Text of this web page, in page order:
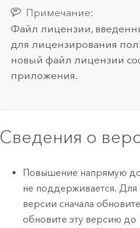
Примечание:
Файл лицензии,
для лицензирования
новый файл лицензии
приложения.
Сведения о
Повышение напрямую
не поддерживается. Для
версии сначала
обновите эту версию до